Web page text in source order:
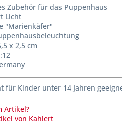
Zubehör für das Puppenhaus
Licht
"Marienkäfer"
x 2,5 cm
für Kinder unter 14 Jahren
Artikel?
von Kahlert